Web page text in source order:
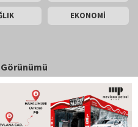
EKONOMİ
Gün Haber